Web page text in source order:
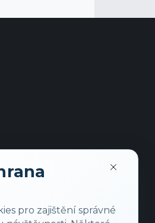
pro zajištění správné